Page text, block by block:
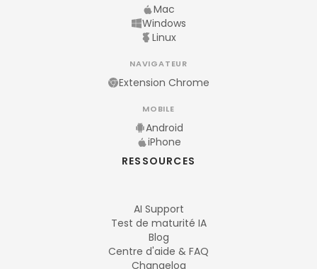
Mac
Windows
Linux
NAVIGATEUR
Extension Chrome
MOBILE
Android
iPhone
RESSOURCES
AI Support
Test de maturité IA
Blog
Centre d'aide & FAQ
Changelog